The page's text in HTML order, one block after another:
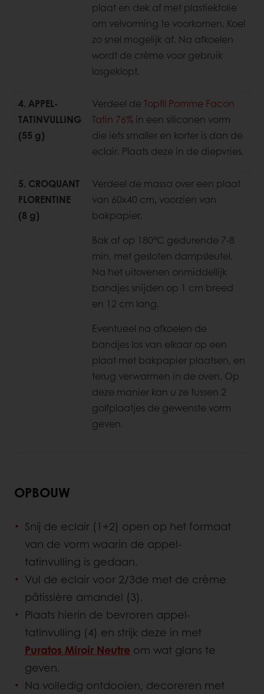
plaat en dek af met plastiekfolie
om velvorming te voorkomen. Koel
zo snel mogelijk af. Na afkoelen
wordt de crème voor gebruik
losgeklopt.
4. APPEL-
TATINVULLING
(55 g)
Verdeel de Topfil Pomme Facon
Tatin 76% in een siliconen vorm
die iets smaller en korter is dan de
eclair. Plaats deze in de diepvries.
5. CROQUANT
FLORENTINE
(8 g)
Verdeel de massa over een plaat
van 60x40 cm, voorzien van
bakpapier.
Bak af op 180°C gedurende 7-8
min. met gesloten dampsleutel.
Na het uitovenen onmiddellijk
bandjes snijden op 1 cm breed
en 12 cm lang.
Eventueel na afkoelen de
bandjes los van elkaar op een
plaat met bakpapier plaatsen, en
terug verwarmen in de oven. Op
deze manier kan u ze tussen 2
golfplaatjes de gewenste vorm
geven.
OPBOUW
Snij de eclair (1+2) open op het formaat
van de vorm waarin de appel-
tatinvulling is gedaan.
Vul de eclair voor 2/3de met de crème
pâtissière amandel (3).
Plaats hierin de bevroren appel-
tatinvulling (4) en strijk deze in met
Puratos Miroir Neutre om wat glans te
geven.
Na volledig ontdooien, decoreren met